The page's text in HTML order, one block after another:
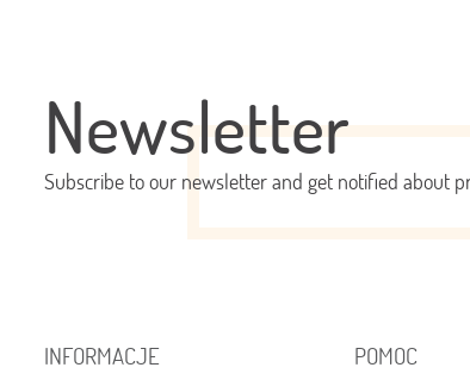
Newsletter
Subscribe to our newsletter and get notified about
INFORMACJE POMOC